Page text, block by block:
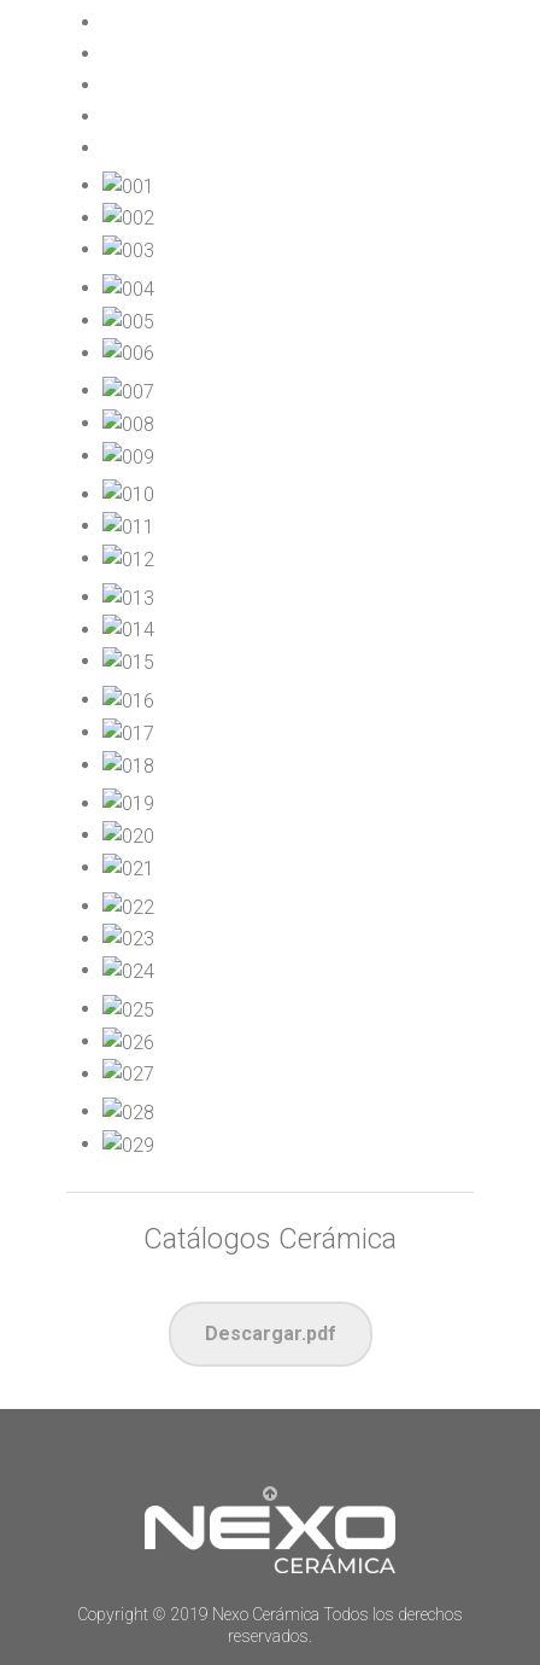
Catálogos Cerámica
Descargar.pdf
Copyright © 2019 Nexo Cerámica Todos los derechos
reservados.